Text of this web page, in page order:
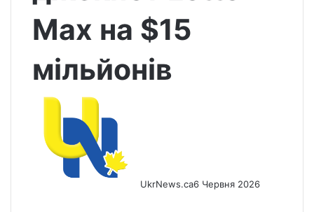
Max на $15
мільйонів
UkrNews.ca6 Червня 2026